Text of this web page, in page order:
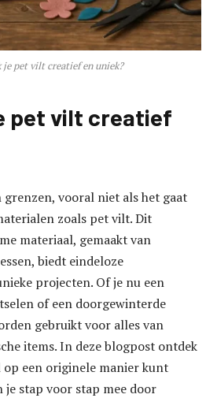
je pet vilt creatief en uniek?
pet vilt creatief
vooral niet als het gaat
zoals pet vilt. Dit
materiaal, gemaakt van
biedt eindeloze
projecten. Of je nu een
of een doorgewinterde
gebruikt voor alles van
items. In deze blogpost ontdek
op een originele manier kunt
je stap voor stap mee door